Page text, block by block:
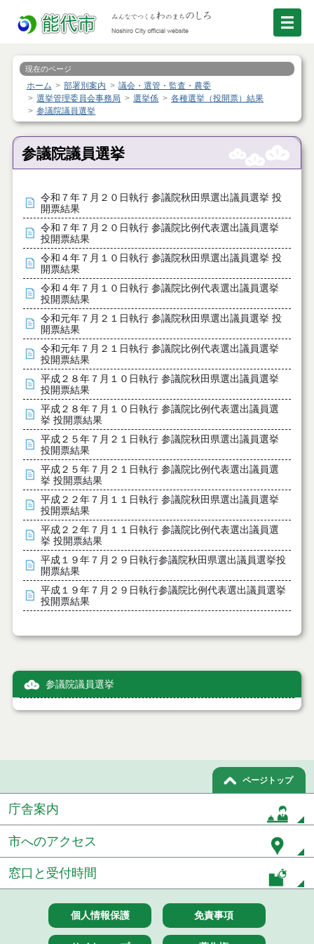
現在のページ
ホーム 部署別案内
議会・選管・監査・農委
選挙管理委員会事務局
選挙係
各種選挙（投開票）結果
参議院議員選挙
参議院議員選挙
令和７年７月２０日執行 参議院秋田県選出議員選挙 投
開票結果
令和７年７月２０日執行 参議院比例代表選出議員選挙
投開票結果
令和４年７月１０日執行 参議院秋田県選出議員選挙 投
開票結果
令和４年７月１０日執行 参議院比例代表選出議員選挙
投開票結果
令和元年７月２１日執行 参議院秋田県選出議員選挙 投
開票結果
令和元年７月２１日執行 参議院比例代表選出議員選挙
投開票結果
平成２８年７月１０日執行 参議院秋田県選出議員選挙
投開票結果
平成２８年７月１０日執行 参議院比例代表選出議員選
挙 投開票結果
平成２５年７月２１日執行 参議院秋田県選出議員選挙
投開票結果
平成２５年７月２１日執行 参議院比例代表選出議員選
挙 投開票結果
平成２２年７月１１日執行 参議院秋田県選出議員選挙
投開票結果
平成２２年７月１１日執行 参議院比例代表選出議員選
挙 投開票結果
平成１９年７月２９日執行参議院秋田県選出議員選挙投
開票結果
平成１９年７月２９日執行参議院比例代表選出議員選挙
投開票結果
参議院議員選挙
ページトップ
庁舎案内
市へのアクセス
窓口と受付時間
個人情報保護 免責事項